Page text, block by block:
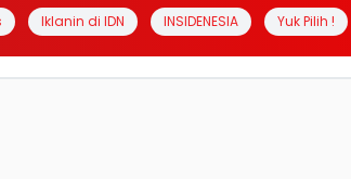
Iklanin di IDN INSIDENESIA Yuk Pilih !